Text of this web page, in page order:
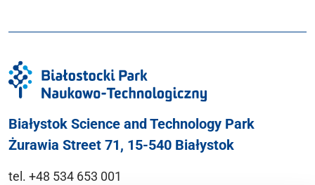
Białystok Science and Technology Park
Żurawia Street 71, 15-540 Białystok
tel. +48 534 653 001